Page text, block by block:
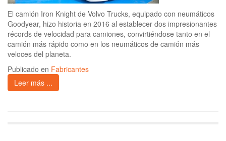
El camión Iron Knight de Volvo Trucks, equipado con neumáticos
Goodyear, hizo historia en 2016 al establecer dos impresionantes
récords de velocidad para camiones, convirtiéndose tanto en el
camión más rápido como en los neumáticos de camión más
veloces del planeta.
Publicado en Fabricantes
Leer más ...